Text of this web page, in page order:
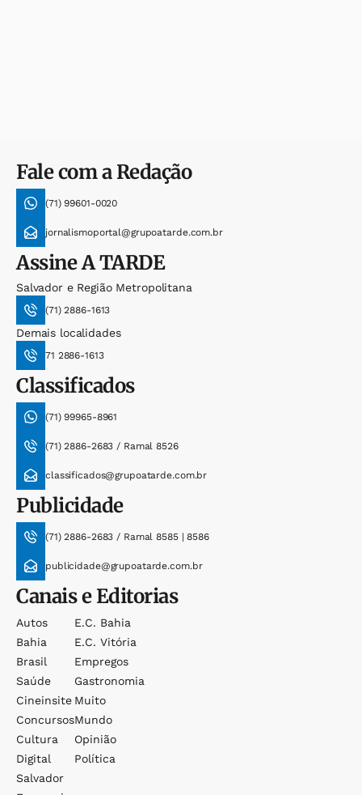
Fale com a Redação
(71) 99601-0020
jornalismoportal@grupoatarde.com.br
AssineA TARDE
Salvador e Região Metropolitana
(71) 2886-1613
Demais localidades
71 2886-1613
Classificados
(71) 99965-8961
(71) 2886-2683 / Ramal 8526
classificados@grupoatarde.com.br
Publicidade
(71) 2886-2683 / Ramal 8585 | 8586
publicidade@grupoatarde.com.br
Canais e Editorias
Autos
Bahia
Brasil
Saúde
Cineinsite
Concursos
Cultura
Digital
Salvador
E.c. Bahia
E.c. Vitória
Empregos
Gastronomia
Muito
Mundo
Opinião
Política